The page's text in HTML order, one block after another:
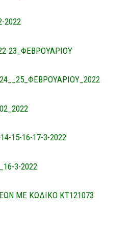
2022
23_ΦΕΒΡΟΥΑΡΙΟΥ
15-16-17-3-2022
3-2022
ΜΕ ΚΩΔΙΚΟ ΚΤ121073